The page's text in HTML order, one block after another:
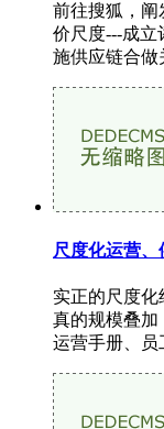
前往搜狐，阐
价尺度---成立
施供应链合做
尺度化运营
实正的尺度
真的规模叠加
运营手册、员